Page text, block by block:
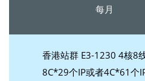
每月
香港站群 E3-1230 4核8
8C*29个IP或者4C*61个